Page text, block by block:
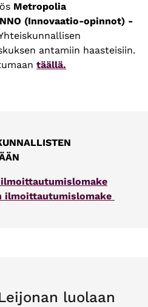
Metropolia
(Innovaatio-opinnot) -
antamiin haasteisiin.
täällä.
ilmoittautumislomake
luolaan